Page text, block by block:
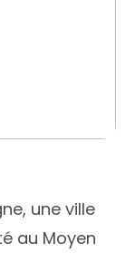
une ville
au Moyen